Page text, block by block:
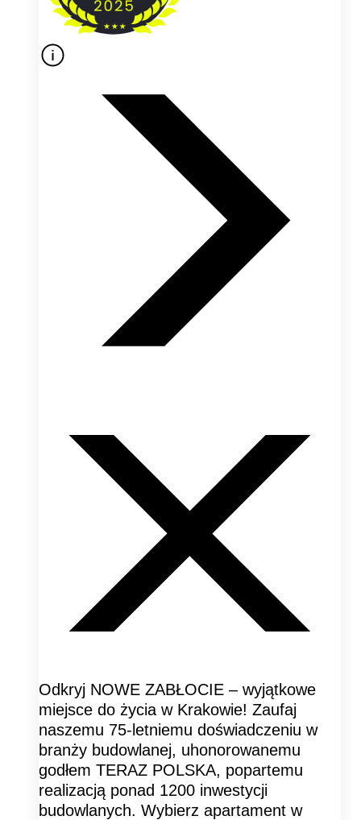
Odkryj NOWE ZABŁOCIE – wyjątkowe
miejsce do życia w Krakowie! Zaufaj
naszemu 75-letniemu doświadczeniu w
branży budowlanej, uhonorowanemu
godłem TERAZ POLSKA, popartemu
realizacją ponad 1200 inwestycji
budowlanych. Wybierz apartament w